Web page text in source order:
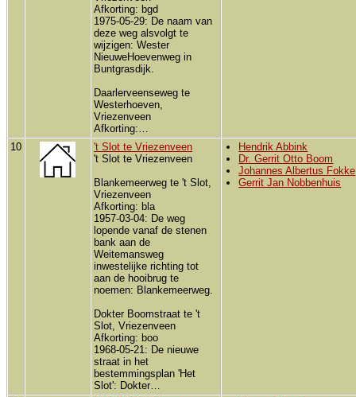
Afkorting: bgd
1975-05-29: De naam van
deze weg alsvolgt te
wijzigen: Wester
NieuweHoevenweg in
Buntgrasdijk.
Daarlerveenseweg te
Westerhoeven,
Vriezenveen
Afkorting:…
10
't Slot te Vriezenveen
't Slot te Vriezenveen
Blankemeerweg te 't Slot,
Vriezenveen
Afkorting: bla
1957-03-04: De weg
lopende vanaf de stenen
bank aan de
Weitemansweg
inwestelijke richting tot
aan de hooibrug te
noemen: Blankemeerweg.
Dokter Boomstraat te 't
Slot, Vriezenveen
Afkorting: boo
1968-05-21: De nieuwe
straat in het
bestemmingsplan 'Het
Slot': Dokter…
Hendrik Abbink
Dr. Gerrit Otto Boom
Johannes Albertus Fokke
Gerrit Jan Nobbenhuis